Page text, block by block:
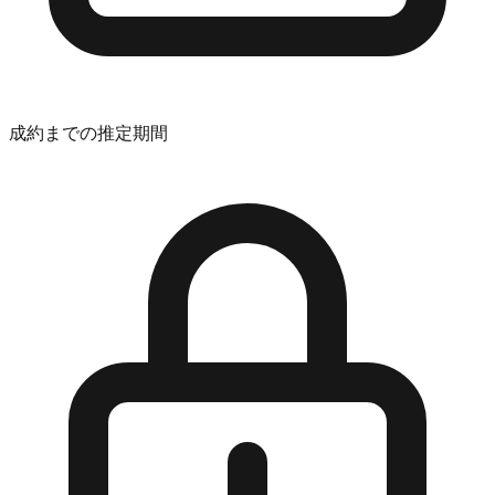
成約までの推定期間